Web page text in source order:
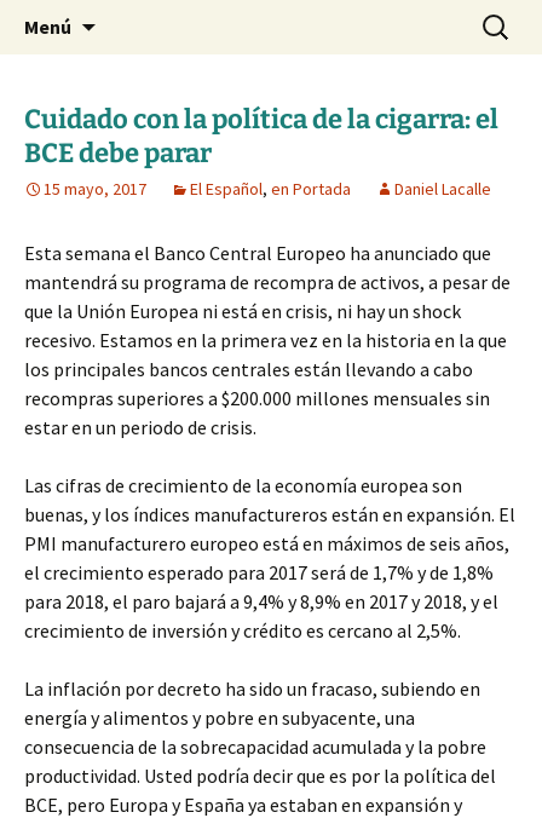
dlacalle.com
Blog de Daniel Lacalle
Menú Buscar:
Cuidado con la política de la cigarra: el
BCE debe parar
15 mayo, 2017 El Español, en Portada Daniel Lacalle
Esta semana el Banco Central Europeo ha anunciado que
mantendrá su programa de recompra de activos, a pesar de
que la Unión Europea ni está en crisis, ni hay un shock
recesivo. Estamos en la primera vez en la historia en la que
los principales bancos centrales están llevando a cabo
recompras superiores a $200.000 millones mensuales sin
estar en un periodo de crisis.
Las cifras de crecimiento de la economía europea son
buenas, y los índices manufactureros están en expansión. El
PMI manufacturero europeo está en máximos de seis años,
el crecimiento esperado para 2017 será de 1,7% y de 1,8%
para 2018, el paro bajará a 9,4% y 8,9% en 2017 y 2018, y el
crecimiento de inversión y crédito es cercano al 2,5%.
La inflación por decreto ha sido un fracaso, subiendo en
energía y alimentos y pobre en subyacente, una
consecuencia de la sobrecapacidad acumulada y la pobre
productividad. Usted podría decir que es por la política del
BCE, pero Europa y España ya estaban en expansión y